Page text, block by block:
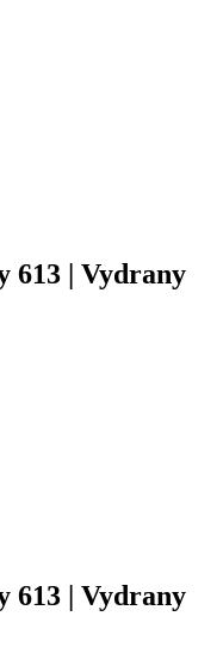
613 | Vydrany
613 | Vydrany